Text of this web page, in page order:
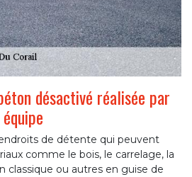
désactivé réalisée par
de détente qui peuvent
comme le bois, le carrelage, la
classique ou autres en guise de